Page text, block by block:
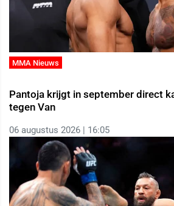
MMA Nieuws
Pantoja krijgt in september direct
tegen Van
06 augustus 2026 | 16:05